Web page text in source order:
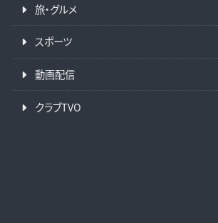
旅・グルメ
スポーツ
動画配信
クラブTVO